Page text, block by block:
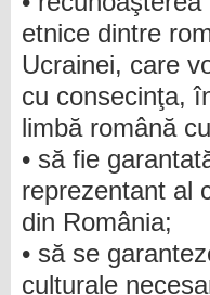
etnice dintre
Ucrainei, care
cu consecinţa,
limbă română
• să fie
reprezentant al
din România;
• să se
culturale